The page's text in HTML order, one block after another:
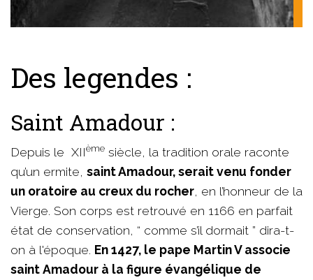
Des legendes :
Saint Amadour :
Depuis le XIIème siècle, la tradition orale raconte
qu’un ermite, saint Amadour, serait venu fonder
un oratoire au creux du rocher, en l’honneur de la
Vierge. Son corps est retrouvé en 1166 en parfait
état de conservation, “ comme s’il dormait ” dira-t-
on à l'époque. En 1427, le pape Martin V associe
saint Amadour à la figure évangélique de